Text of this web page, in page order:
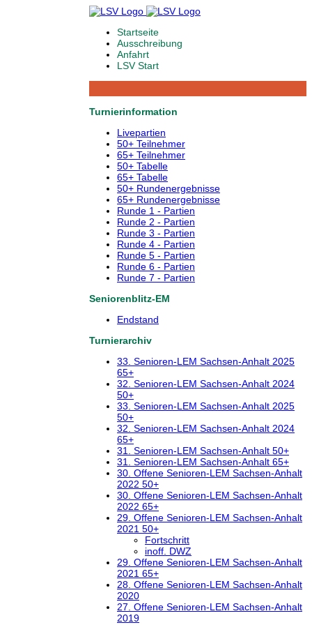
Startseite
Ausschreibung
Anfahrt
LSV Start
Turnierinformation
Livepartien
50+ Teilnehmer
65+ Teilnehmer
50+ Tabelle
65+ Tabelle
50+ Rundenergebnisse
65+ Rundenergebnisse
Runde 1 - Partien
Runde 2 - Partien
Runde 3 - Partien
Runde 4 - Partien
Runde 5 - Partien
Runde 6 - Partien
Runde 7 - Partien
Seniorenblitz-EM
Endstand
Turnierarchiv
33. Senioren-LEM Sachsen-Anhalt 2025
65+
32. Senioren-LEM Sachsen-Anhalt 2024
50+
33. Senioren-LEM Sachsen-Anhalt 2025
50+
32. Senioren-LEM Sachsen-Anhalt 2024
65+
31. Senioren-LEM Sachsen-Anhalt 50+
31. Senioren-LEM Sachsen-Anhalt 65+
30. Offene Senioren-LEM Sachsen-Anhalt
2022 50+
30. Offene Senioren-LEM Sachsen-Anhalt
2022 65+
29. Offene Senioren-LEM Sachsen-Anhalt
2021 50+
Fortschritt
inoff. DWZ
29. Offene Senioren-LEM Sachsen-Anhalt
2021 65+
28. Offene Senioren-LEM Sachsen-Anhalt
2020
27. Offene Senioren-LEM Sachsen-Anhalt
2019